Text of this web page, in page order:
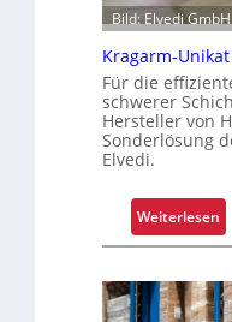
e
n
k
o
m
p
x
e
i
s
Bild: Elvedi GmbH
Kragarm-
Für die
schwerer
Hersteller von
Sonderlösung
Elvedi.
Weiterlesen:
K
a
g